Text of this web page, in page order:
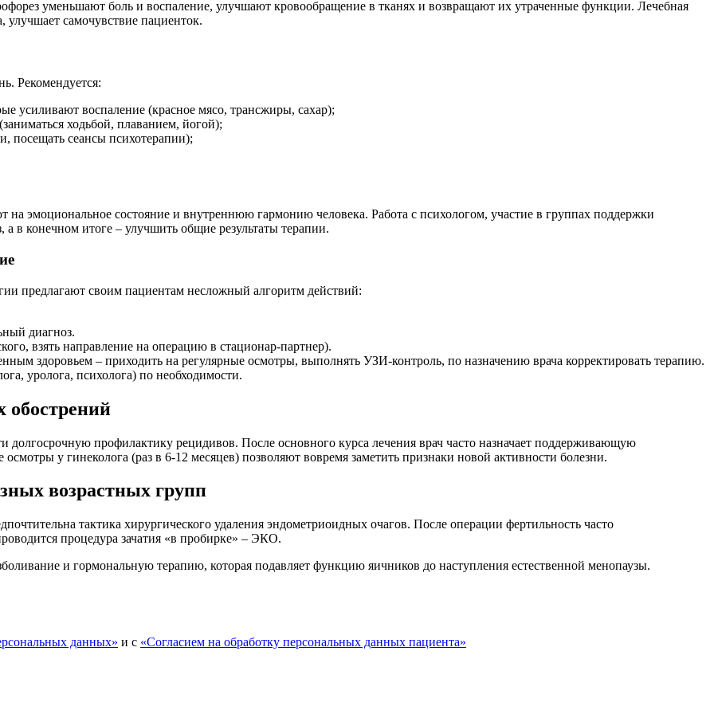
уменьшают боль и воспаление, улучшают кровообращение в тканях и возвращают их утраченные функции. Лечебная
самочувствие пациенток.
Рекомендуется:
усиливают воспаление (красное мясо, трансжиры, сахар);
ходьбой, плаванием, йогой);
посещать сеансы психотерапии);
на эмоциональное состояние и внутреннюю гармонию человека. Работа с психологом, участие в группах поддержки
в конечном итоге – улучшить общие результаты терапии.
предлагают своим пациентам несложный алгоритм действий:
диагноз.
взять направление на операцию в стационар-партнер).
здоровьем – приходить на регулярные осмотры, выполнять УЗИ-контроль, по назначению врача корректировать терапию.
уролога, психолога) по необходимости.
долгосрочную профилактику рецидивов. После основного курса лечения врач часто назначает поддерживающую
у гинеколога (раз в 6-12 месяцев) позволяют вовремя заметить признаки новой активности болезни.
возрастных групп
тактика хирургического удаления эндометриоидных очагов. После операции фертильность часто
процедура зачатия «в пробирке» – ЭКО.
и гормональную терапию, которая подавляет функцию яичников до наступления естественной менопаузы.
данных» и с «Согласием на обработку персональных данных пациента»